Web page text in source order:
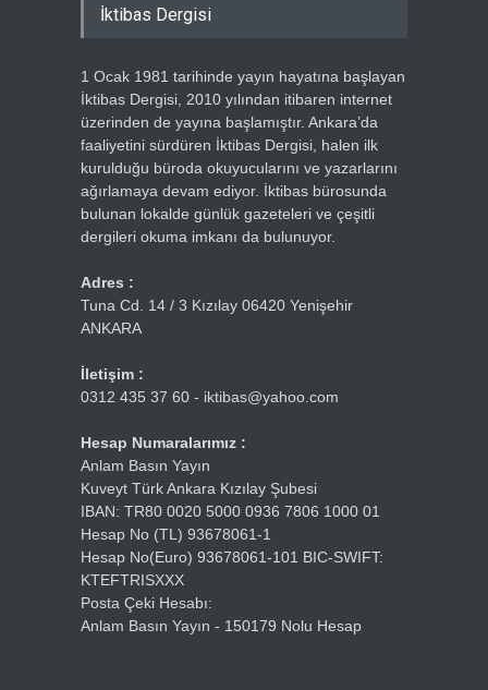
İktibas Dergisi
1 Ocak 1981 tarihinde yayın hayatına başlayan
İktibas Dergisi, 2010 yılından itibaren internet
üzerinden de yayına başlamıştır. Ankara’da
faaliyetini sürdüren İktibas Dergisi, halen ilk
kurulduğu büroda okuyucularını ve yazarlarını
ağırlamaya devam ediyor. İktibas bürosunda
bulunan lokalde günlük gazeteleri ve çeşitli
dergileri okuma imkanı da bulunuyor.
Adres :
Tuna Cd. 14 / 3 Kızılay 06420 Yenişehir
ANKARA
İletişim :
0312 435 37 60 - iktibas@yahoo.com
Hesap Numaralarımız :
Anlam Basın Yayın
Kuveyt Türk Ankara Kızılay Şubesi
IBAN: TR80 0020 5000 0936 7806 1000 01
Hesap No (TL) 93678061-1
Hesap No(Euro) 93678061-101 BIC-SWIFT:
KTEFTRISXXX
Posta Çeki Hesabı:
Anlam Basın Yayın - 150179 Nolu Hesap